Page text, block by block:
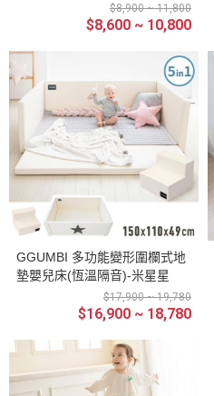
$8,900 ~ 11,800
$8,600 ~ 10,800
GGUMBI 多功能變形圍欄式地
墊嬰兒床(恆溫隔音)-米星星
$17,900 ~ 19,780
$16,900 ~ 18,780